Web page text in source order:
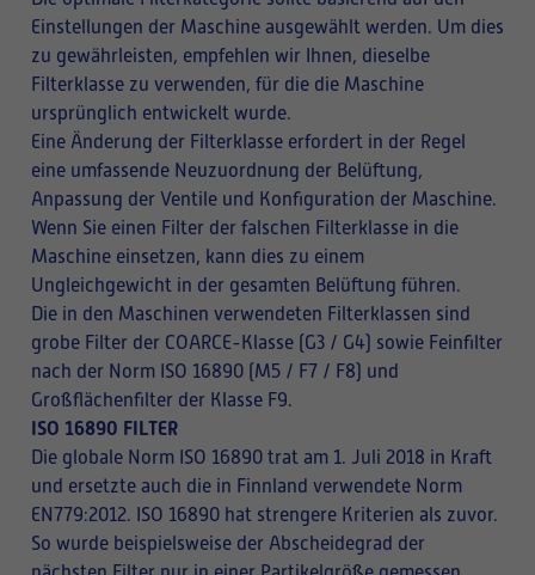
Einstellungen der Maschine ausgewählt werden. Um dies
zu gewährleisten, empfehlen wir Ihnen, dieselbe
Filterklasse zu verwenden, für die die Maschine
ursprünglich entwickelt wurde.
Eine Änderung der Filterklasse erfordert in der Regel
eine umfassende Neuzuordnung der Belüftung,
Anpassung der Ventile und Konfiguration der Maschine.
Wenn Sie einen Filter der falschen Filterklasse in die
Maschine einsetzen, kann dies zu einem
Ungleichgewicht in der gesamten Belüftung führen.
Die in den Maschinen verwendeten Filterklassen sind
grobe Filter der COARCE-Klasse (G3 / G4) sowie Feinfilter
nach der Norm ISO 16890 (M5 / F7 / F8) und
Großflächenfilter der Klasse F9.
ISO 16890 FILTER
Die globale Norm ISO 16890 trat am 1. Juli 2018 in Kraft
und ersetzte auch die in Finnland verwendete Norm
EN779:2012. ISO 16890 hat strengere Kriterien als zuvor.
So wurde beispielsweise der Abscheidegrad der